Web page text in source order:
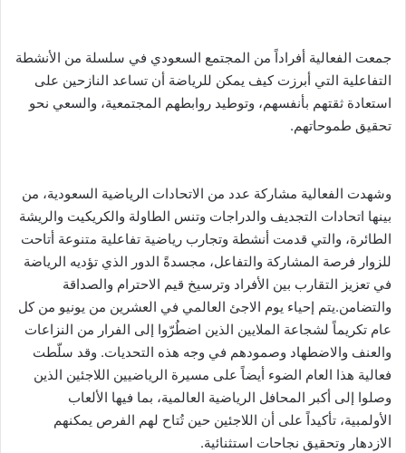
جمعت الفعالية أفراداً من المجتمع السعودي في سلسلة من الأنشطة
التفاعلية التي أبرزت كيف يمكن للرياضة أن تساعد النازحين على
استعادة ثقتهم بأنفسهم، وتوطيد روابطهم المجتمعية، والسعي نحو
تحقيق طموحاتهم.
وشهدت الفعالية مشاركة عدد من الاتحادات الرياضية السعودية، من
بينها اتحادات التجديف والدراجات وتنس الطاولة والكريكيت والريشة
الطائرة، والتي قدمت أنشطة وتجارب رياضية تفاعلية متنوعة أتاحت
للزوار فرصة المشاركة والتفاعل، مجسدةً الدور الذي تؤديه الرياضة
في تعزيز التقارب بين الأفراد وترسيخ قيم الاحترام والصداقة
والتضامن.يتم إحياء يوم الاجئ العالمي في العشرين من يونيو من كل
عام تكريماً لشجاعة الملايين الذين اضطُرّوا إلى الفرار من النزاعات
والعنف والاضطهاد وصمودهم في وجه هذه التحديات. وقد سلّطت
فعالية هذا العام الضوء أيضاً على مسيرة الرياضيين اللاجئين الذين
وصلوا إلى أكبر المحافل الرياضية العالمية، بما فيها الألعاب
الأولمبية، تأكيداً على أن اللاجئين حين تُتاح لهم الفرص يمكنهم
الازدهار وتحقيق نجاحات استثنائية.